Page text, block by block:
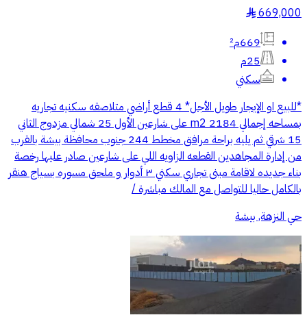
669,000
§
669م²
25م
سكني
*للبيع او الإيجار طويل الأجل* 4 قطع أراضي متلاصقه سكنيه تجاريه
بمساحه إجمالي 2184 m2 على شارعين الأول 25 شمالي مزدوج الثاني
15 شرقي ثم يليه براحة مرافق مخطط 244 جنوب محافظة بيشة بالقرب
من إدارة المجاهدين القطعه الزاويه اللي على شارعين صادر عليها رخصة
بناء جديده لاقامة مبنى تجاري سكني ٣ أدوار و ملحق مسوره بسياج هنقر
بالكامل حاليا للتواصل مع المالك مباشرة /
حي النزهة, بيشة